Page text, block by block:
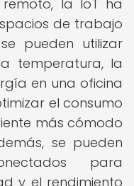
la IoT ha
de trabajo
pueden utilizar
temperatura, la
en una oficina
el consumo
más cómodo
se pueden
para
y el rendimiento